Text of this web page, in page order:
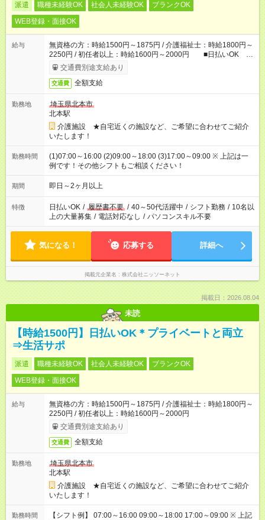
派遣 職種未経験OK 社会人未経験OK
ブランクOK
WEB登録・面接OK
給与
無資格の方：時給1500円～1875円 / 介護福祉士：時給1800円～
2250円 / 初任者以上：時給1600円～2000円 ■日払いOK ■
日収例：1万2000円（時給1500円×8h）
交通費別途支給あり
交通費 全額支給
勤務地
埼玉県北本市
北本駅
介護施設 ★自宅近くの施設など、ご希望に合わせてご紹介
いたします！
勤務時間
(1)07:00～16:00 (2)09:00～18:00 (3)17:00～09:00 ※ 上記は一
例です！その他シフトもご相談ください！
期間 即日～2ヶ月以上
特徴 日払いOK / 履歴書不要 / 40～50代活躍中 / シフト勤務 / 10名以
上の大量募集 / 電話対応なし / パソコンスキル不要
気になる！ 応募する 詳細へ
掲載元企業名 株式会社ニッソーネット
掲載日：2026.08.04
未読
【時給1500円】日払いOK＊プライベートと両立
⇒生活サポ
派遣 職種未経験OK 社会人未経験OK
ブランクOK
WEB登録・面接OK
給与
無資格の方：時給1500円～1875円 / 介護福祉士：時給1800円～
2250円 / 初任者以上：時給1600円～2000円
交通費別途支給あり
交通費 全額支給
勤務地
埼玉県北本市
北本駅
介護施設 ★自宅近くの施設など、ご希望に合わせてご紹介
いたします！
勤務時間
【シフト例】 07:00～16:00 09:00～18:00 17:00～09:00 ※ 上記